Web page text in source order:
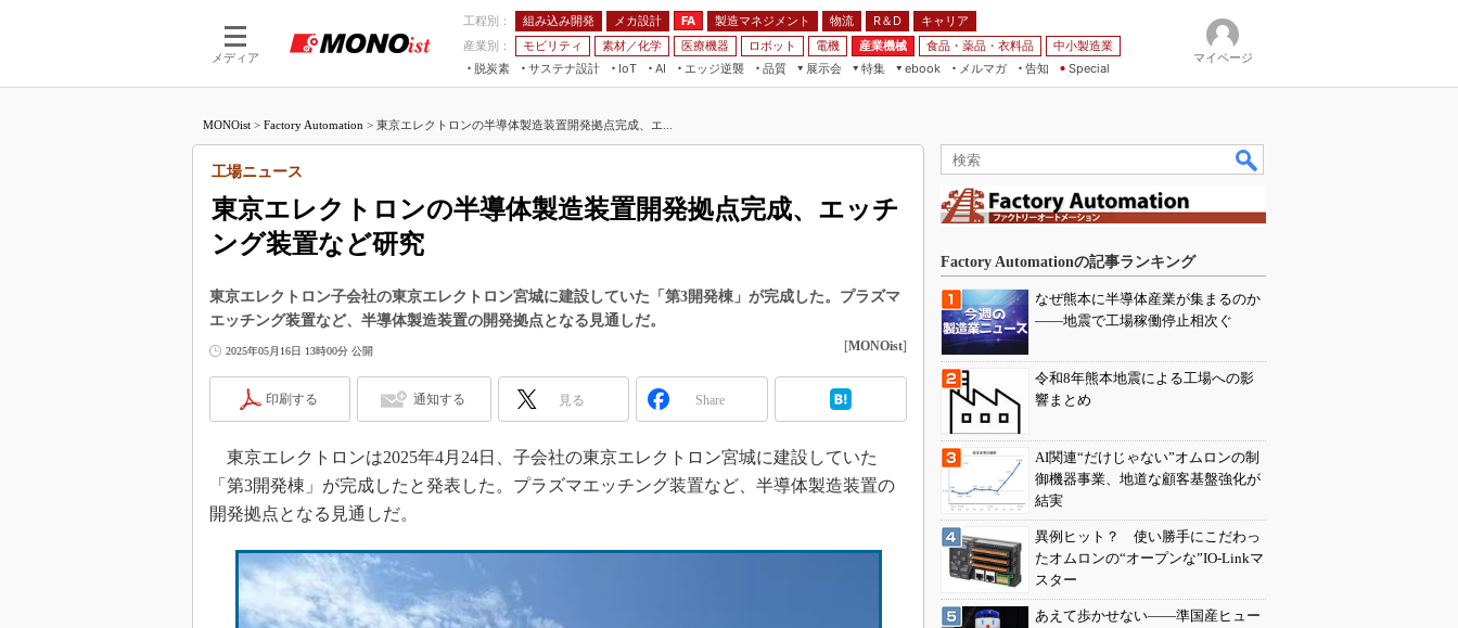
メディア
工程別： 組み込み開発 メカ設計 FA 製造マネジメント 物流 R＆D
キャリア
産業別：
モビリティ 素材／化学 医療機器 ロボット 電機 産業機械 食品・薬品・衣料品
中小製造業
脱炭素
サステナ設計
IoT
つながる工場
AI
AI×設備保全
エッジ逆襲 品質
展示会
JIMTOF
IIFES
TECHNO-FRONTIER
スマート工場EXPO
EdgeTech+
AUTOMOTIVE WORLD
特集
つながるクルマ
VR／AR
フィールドサービス
組み込み画像技術
組み込みモデリング
車載ソフト開発
ISO26262
無償設計ツール
3Dプリンタ
ebook
FA
モビリティ
メルマガ
告知 Special
マイページ
MONOist > Factory Automation > 東京エレクトロンの半導体製造装置開発拠点完成、エ...
東京エレクトロンの半導体製造装置開発拠点完成、エッチ
ング装置など研究
工場ニュース
東京エレクトロン子会社の東京エレクトロン宮城に建設していた「第3開発棟」が完成した。プラズマ
エッチング装置など、半導体製造装置の開発拠点となる見通しだ。
2025年05月16日 13時00分 公開 [MONOist]
印刷する 通知する 見る Share
東京エレクトロンは2025年4月24日、子会社の東京エレクトロン宮城に建設していた
「第3開発棟」が完成したと発表した。プラズマエッチング装置など、半導体製造装置の
開発拠点となる見通しだ。
Factory Automationの記事ランキング
なぜ熊本に半導体産業が集まるのか
――地震で工場稼働停止相次ぐ
令和8年熊本地震による工場への影
響まとめ
AI関連“だけじゃない”オムロンの制
御機器事業、地道な顧客基盤強化が
結実
異例ヒット？ 使い勝手にこだわっ
たオムロンの“オープンな”IO-Linkマ
スター
あえて歩かせない――準国産ヒュー